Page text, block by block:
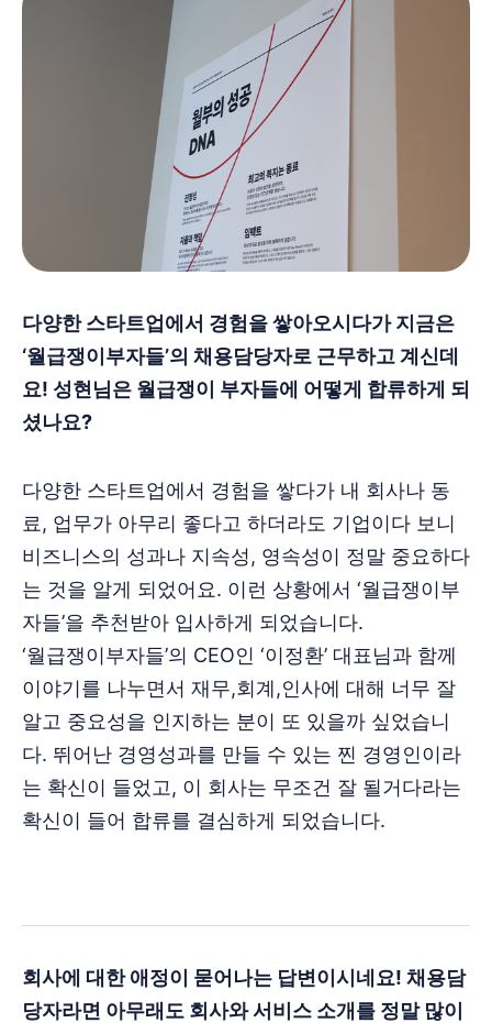
다양한 스타트업에서 경험을 쌓아오시다가 지금은
‘월급쟁이부자들’의 채용담당자로 근무하고 계신데
요! 성현님은 월급쟁이 부자들에 어떻게 합류하게 되
셨나요?
다양한 스타트업에서 경험을 쌓다가 내 회사나 동
료, 업무가 아무리 좋다고 하더라도 기업이다 보니
비즈니스의 성과나 지속성, 영속성이 정말 중요하다
는 것을 알게 되었어요. 이런 상황에서 ‘월급쟁이부
자들’을 추천받아 입사하게 되었습니다.
‘월급쟁이부자들’의 CEO인 ‘이정환’ 대표님과 함께
이야기를 나누면서 재무,회계,인사에 대해 너무 잘
알고 중요성을 인지하는 분이 또 있을까 싶었습니
다. 뛰어난 경영성과를 만들 수 있는 찐 경영인이라
는 확신이 들었고, 이 회사는 무조건 잘 될거다라는
확신이 들어 합류를 결심하게 되었습니다.
회사에 대한 애정이 묻어나는 답변이시네요! 채용담
당자라면 아무래도 회사와 서비스 소개를 정말 많이